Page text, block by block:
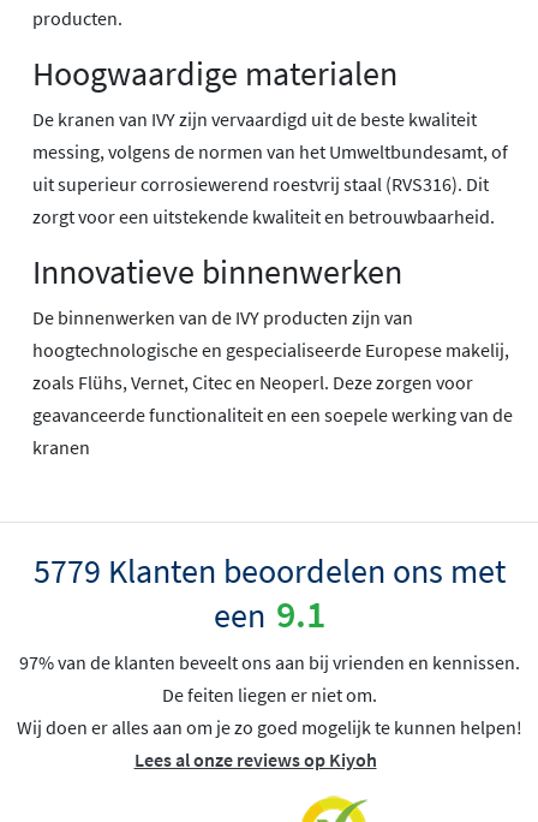
producten.
Hoogwaardige materialen
De kranen van IVY zijn vervaardigd uit de beste kwaliteit
messing, volgens de normen van het Umweltbundesamt, of
uit superieur corrosiewerend roestvrij staal (RVS316). Dit
zorgt voor een uitstekende kwaliteit en betrouwbaarheid.
Innovatieve binnenwerken
De binnenwerken van de IVY producten zijn van
hoogtechnologische en gespecialiseerde Europese makelij,
zoals Flühs, Vernet, Citec en Neoperl. Deze zorgen voor
geavanceerde functionaliteit en een soepele werking van de
kranen
5779 Klanten beoordelen ons met
een 9.1
97% van de klanten beveelt ons aan bij vrienden en kennissen.
De feiten liegen er niet om.
Wij doen er alles aan om je zo goed mogelijk te kunnen helpen!
Lees al onze reviews op Kiyoh